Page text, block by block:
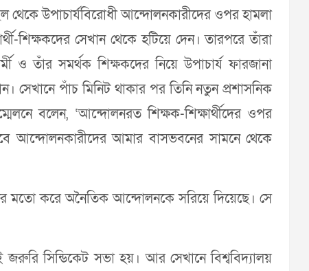
থেকে উপাচার্যবিরোধী আন্দোলনকারীদের ওপর হামলা
শিক্ষকদের সেখান থেকে হটিয়ে দেন। তারপরে তাঁরা
ও তাঁর সমর্থক শিক্ষকদের নিয়ে উপাচার্য ফারজানা
সেখানে পাঁচ মিনিট থাকার পর তিনি নতুন প্রশাসনিক
বলেন, ‘আন্দোলনরত শিক্ষক-শিক্ষার্থীদের ওপর
আন্দোলনকারীদের আমার বাসভবনের সামনে থেকে
মতো করে অনৈতিক আন্দোলনকে সরিয়ে দিয়েছে। সে
সিন্ডিকেট সভা হয়। আর সেখানে বিশ্ববিদ্যালয়